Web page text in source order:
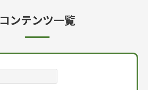
コンテンツ一覧